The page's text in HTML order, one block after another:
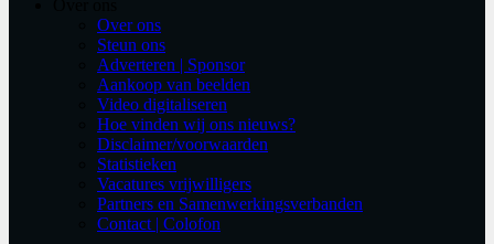
Over ons
Steun ons
Adverteren | Sponsor
Aankoop van beelden
Video digitaliseren
Hoe vinden wij ons nieuws?
Disclaimer/voorwaarden
Statistieken
Vacatures vrijwilligers
Partners en Samenwerkingsverbanden​
Contact | Colofon